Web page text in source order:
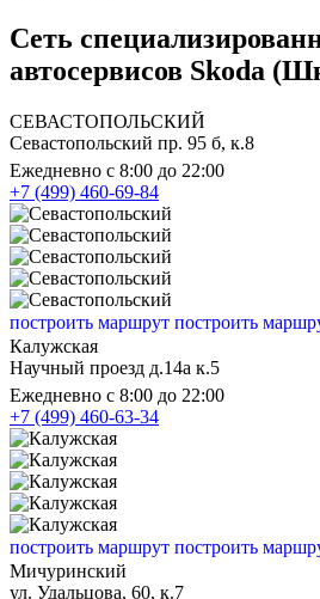
Сеть
автосервисов Skoda
СЕВАСТОПОЛЬСКИЙ
Севастопольский пр. 95 б, к.8
Ежедневно с 8:00 до 22:00
+7 (499) 460-69-84
построить маршрут построить
Калужская
Научный проезд д.14а к.5
Ежедневно с 8:00 до 22:00
+7 (499) 460-63-34
построить маршрут построить
Мичуринский
ул. Удальцова, 60, к.7